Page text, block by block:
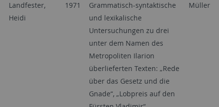
Landfester,
Heidi
1971
Grammatisch-syntaktische
und lexikalische
Untersuchungen zu drei
unter dem Namen des
Metropoliten Ilarion
überlieferten Texten: „Rede
über das Gesetz und die
Gnade“, „Lobpreis auf den
Müller